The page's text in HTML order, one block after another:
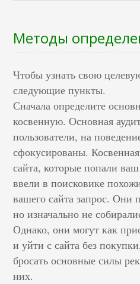
Методы
Чтобы узнать свою
следующие пункты.
Сначала определите
косвенную. Основная
пользователи, на
сфокусированы.
сайта, которые попали
ввели в поисковике
вашего сайта запрос. Они
но изначально не
Однако, они могут как
и уйти с сайта без
бросать основные силы
них.